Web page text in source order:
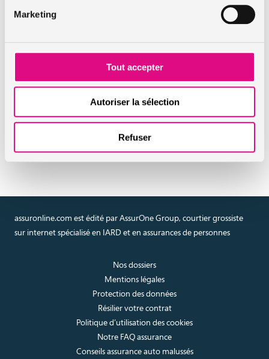
Marketing
Tout accepter
Autoriser la sélection
Refuser
Un nouveau type de glissières de sécurité pour bientôt
En savoir plus sur l'assurance
auto Tous Risques
Réaliser un devis en ligne
assuronline.com est édité par AssurOne Group, courtier grossiste
sur internet spécialisé en IARD et en assurances de personnes
Nos dossiers
Mentions légales
Protection des données
Résilier votre contrat
Politique d’utilisation des cookies
Notre FAQ assurance
Conseils assurance auto malussés